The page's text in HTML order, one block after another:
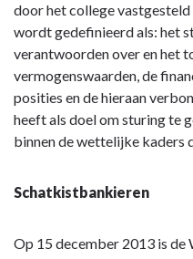
paragraaf?
Wettelijk
kader
gemeentelijk
beleid
door het college
wordt gedefinieerd als: het
verantwoorden over en het
vermogenswaarden, de
posities en de hieraan
heeft als doel om sturing te
binnen de wettelijke kaders
Schatkistbankieren
Op 15 december 2013 is